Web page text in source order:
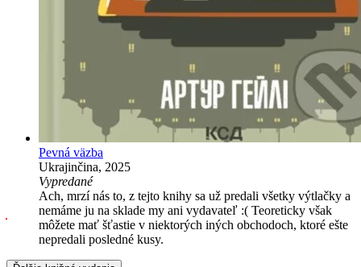
Pevná väzba
Ukrajinčina, 2025
Vypredané
Ach, mrzí nás to, z tejto knihy sa už predali všetky výtlačky a
nemáme ju na sklade my ani vydavateľ :( Teoreticky však
môžete mať šťastie v niektorých iných obchodoch, ktoré ešte
nepredali posledné kusy.